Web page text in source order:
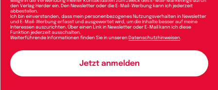
den Verlag Herder ein. Den Newsletter oder die E-Mail-Werbung kann ich jederzeit
abbestellen.
Ich bin einverstanden, dass mein personenbezogenes Nutzungsverhalten in Newsletter
und E-Mail-Werbung erfasst und ausgewertet wird, um die Inhalte besser auf meine
Interessen auszurichten. Über einen Link in Newsletter oder E-Mail kann ich diese
Funktion jederzeit ausschalten.
Weiterführende Informationen finden Sie in unseren Datenschutzhinweisen.